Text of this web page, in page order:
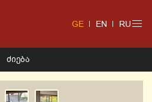
GE EN RU
ᲫᲘᲔᲑᲐ